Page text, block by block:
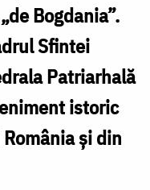
Bogdania”.
Sfintei
Patriarhală
istoric
și din